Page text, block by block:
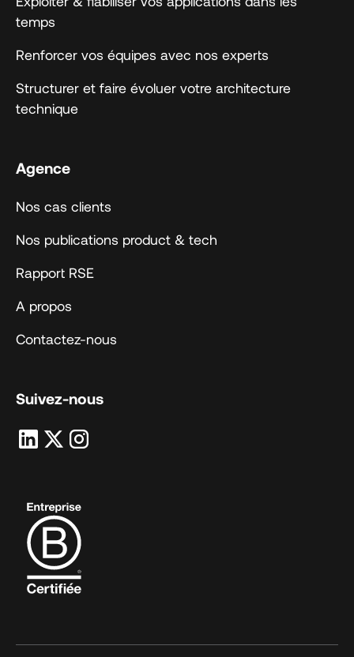
temps
Renforcer vos équipes avec nos experts
Structurer et faire évoluer votre architecture
technique
Agence
Nos cas clients
Nos publications product & tech
Rapport RSE
A propos
Contactez-nous
Suivez-nous